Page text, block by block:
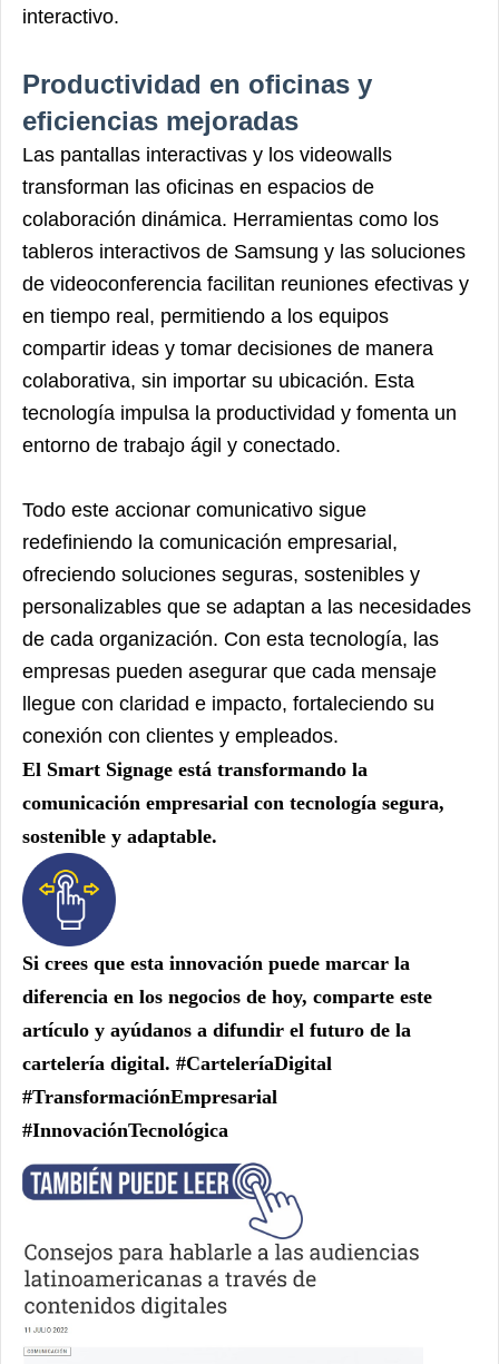
interactivo.
Productividad en oficinas y
eficiencias mejoradas
Las pantallas interactivas y los videowalls
transforman las oficinas en espacios de
colaboración dinámica. Herramientas como los
tableros interactivos de Samsung y las soluciones
de videoconferencia facilitan reuniones efectivas y
en tiempo real, permitiendo a los equipos
compartir ideas y tomar decisiones de manera
colaborativa, sin importar su ubicación. Esta
tecnología impulsa la productividad y fomenta un
entorno de trabajo ágil y conectado.
Todo este accionar comunicativo sigue
redefiniendo la comunicación empresarial,
ofreciendo soluciones seguras, sostenibles y
personalizables que se adaptan a las necesidades
de cada organización. Con esta tecnología, las
empresas pueden asegurar que cada mensaje
llegue con claridad e impacto, fortaleciendo su
conexión con clientes y empleados.
El Smart Signage está transformando la
comunicación empresarial con tecnología segura,
sostenible y adaptable.
Si crees que esta innovación puede marcar la
diferencia en los negocios de hoy, comparte este
artículo y ayúdanos a difundir el futuro de la
cartelería digital. #CarteleríaDigital
#TransformaciónEmpresarial
#InnovaciónTecnológica